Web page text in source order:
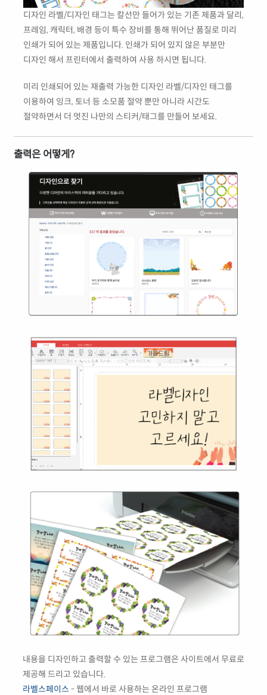
디자인 라벨/디자인 태그는 칼선만 들어가 있는 기존 제품과 달리,
프레임, 캐릭터, 배경 등이 특수 장비를 통해 뛰어난 품질로 미리
인쇄가 되어 있는 제품입니다. 인쇄가 되어 있지 않은 부분만
디자인 해서 프린터에서 출력하여 사용 하시면 됩니다.
미리 인쇄되어 있는 재출력 가능한 디자인 라벨/디자인 태그를
이용하여 잉크, 토너 등 소모품 절약 뿐만 아니라 시간도
절약하면서 더 멋진 나만의 스티커/태그를 만들어 보세요.
출력은 어떻게?
내용을 디자인하고 출력할 수 있는 프로그램은 사이트에서 무료로
제공해 드리고 있습니다.
라벨스페이스 - 웹에서 바로 사용하는 온라인 프로그램